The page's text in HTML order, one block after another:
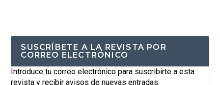
SUSCRÍBETE A LA REVISTA POR
CORREO ELECTRÓNICO
Introduce tu correo electrónico para suscribirte a esta
revista y recibir avisos de nuevas entradas.